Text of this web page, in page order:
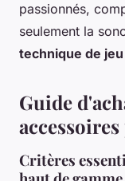
passionnés,
seulement la
technique de
Guide
Critères